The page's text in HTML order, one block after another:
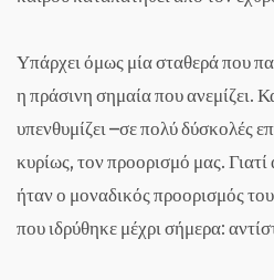
Υπάρχει όμως μία σταθερά που
η πράσινη σημαία που ανεμίζει.
υπενθυμίζει –σε πολύ δύσκολές
κυρίως, τον προορισμό μας.
ήταν ο μοναδικός προορισμός
που ιδρύθηκε μέχρι σήμερα: